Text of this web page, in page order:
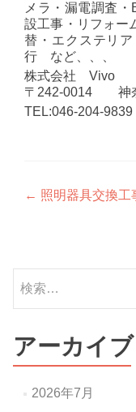
メラ・漏電調査
設工事・リフォー
替・エクステリ
行 など、、、
株式会社 Vivo
〒242-0014 神奈
TEL:046-204-
投
ビ
ゲ
ー
シ
ョ
← 照明器具交換工
索:
アーカイブ
2026年7月